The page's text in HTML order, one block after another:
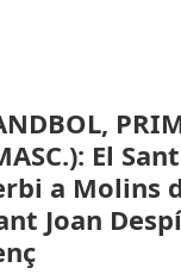
El
a Molins
Joan